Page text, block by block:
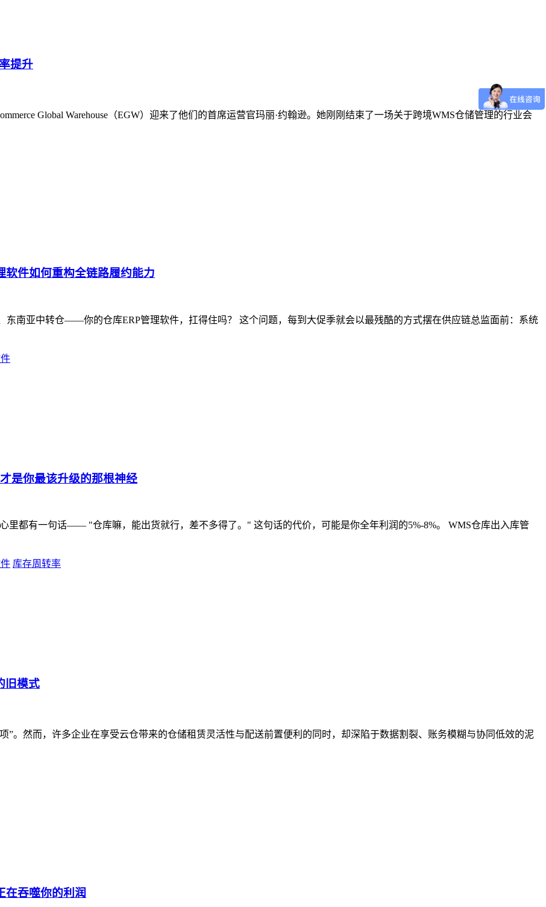
提升
Global Warehouse（EGW）迎来了他们的首席运营官玛丽·约翰逊。她刚刚结束了一场关于跨境WMS仓储管理的行业会
软件如何重构全链路履约能力
东南亚中转仓——你的仓库ERP管理软件，扛得住吗？ 这个问题，每到大促季就会以最残酷的方式摆在供应链总监面前：系统
是你最该升级的那根神经
里都有一句话—— "仓库嘛，能出货就行，差不多得了。" 这句话的代价，可能是你全年利润的5%-8%。 WMS仓库出入库管
库存周转率
旧模式
”。然而，许多企业在享受云仓带来的仓储租赁灵活性与配送前置便利的同时，却深陷于数据割裂、账务模糊与协同低效的泥
在吞噬你的利润